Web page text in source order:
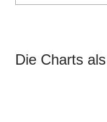
Die Charts